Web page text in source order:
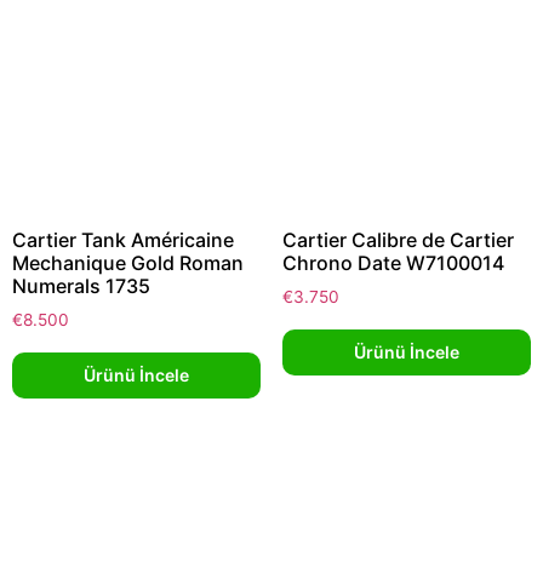
Cartier Tank Américaine
Mechanique Gold Roman
Numerals 1735
€8.500
Ürünü İncele
Cartier Calibre de Cartier
Chrono Date W7100014
€3.750
Ürünü İncele